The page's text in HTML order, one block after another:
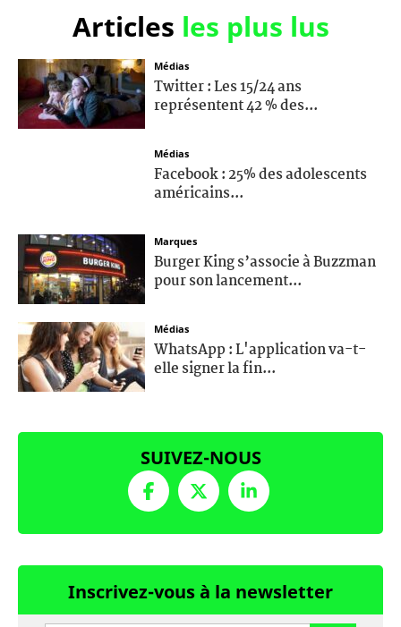
Articles les plus lus
Médias
Twitter : Les 15/24 ans
représentent 42 % des...
Médias
Facebook : 25% des adolescents
américains...
Marques
Burger King s’associe à Buzzman
pour son lancement...
Médias
WhatsApp : L'application va-t-
elle signer la fin...
SUIVEZ-NOUS
Inscrivez-vous à la newsletter